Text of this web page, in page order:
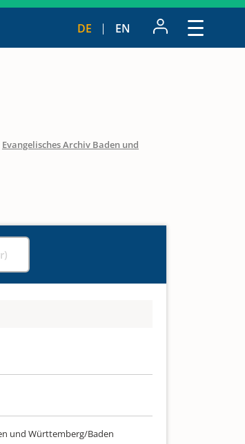
DE EN
Evangelisches Archiv Baden und
und Württemberg/Baden